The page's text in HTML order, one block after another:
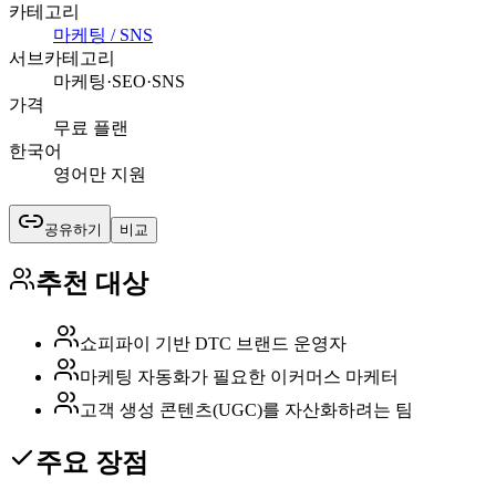
카테고리
마케팅 / SNS
서브카테고리
마케팅·SEO·SNS
가격
무료 플랜
한국어
영어만 지원
공유하기 비교
추천 대상
쇼피파이 기반 DTC 브랜드 운영자
마케팅 자동화가 필요한 이커머스 마케터
고객 생성 콘텐츠(UGC)를 자산화하려는 팀
주요 장점